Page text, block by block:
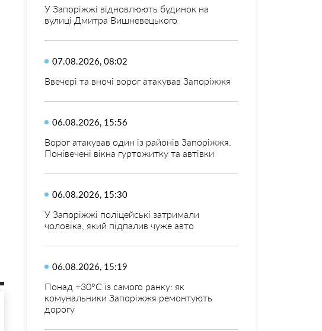
У Запоріжжі відновлюють будинок на
вулиці Дмитра Вишневецького
07.08.2026, 08:02
Ввечері та вночі ворог атакував Запоріжжя
06.08.2026, 15:56
Ворог атакував один із районів Запоріжжя.
Понівечені вікна гуртожитку та автівки
06.08.2026, 15:30
У Запоріжжі поліцейські затримали
чоловіка, який підпалив чуже авто
06.08.2026, 15:19
Понад +30°C із самого ранку: як
комунальники Запоріжжя ремонтують
дорогу